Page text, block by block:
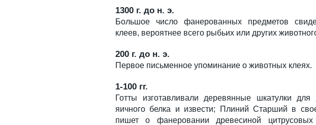
1300 г. до н. э.
Большое число фанерованных предметов
клеев, вероятнее всего рыбьих или других
200 г. до н. э.
Первое письменное упоминание о животных клеях.
1-100 гг.
Готты изготавливали деревянные шкатулки
яичного белка и извести; Плиний Старший в
пишет о фанеровании древесиной цитрусовых